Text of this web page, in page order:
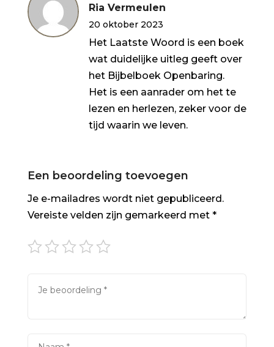
Gewaardeerd
Ria Vermeulen
20 oktober 2023
Het Laatste Woord is een boek
wat duidelijke uitleg geeft over
het Bijbelboek Openbaring.
Het is een aanrader om het te
lezen en herlezen, zeker voor de
tijd waarin we leven.
Een beoordeling toevoegen
Je e-mailadres wordt niet gepubliceerd.
Vereiste velden zijn gemarkeerd met *